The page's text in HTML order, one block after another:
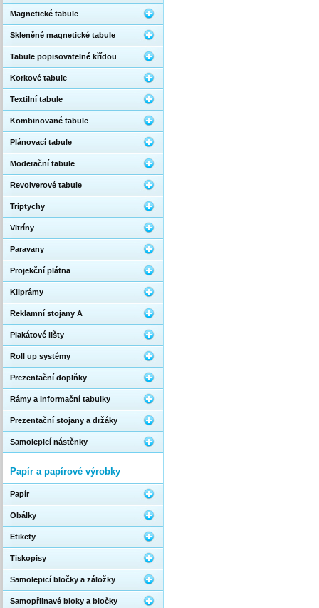
Magnetické tabule
Skleněné magnetické tabule
Tabule popisovatelné křídou
Korkové tabule
Textilní tabule
Kombinované tabule
Plánovací tabule
Moderační tabule
Revolverové tabule
Triptychy
Vitríny
Paravany
Projekční plátna
Kliprámy
Reklamní stojany A
Plakátové lišty
Roll up systémy
Prezentační doplňky
Rámy a informační tabulky
Prezentační stojany a držáky
Samolepicí nástěnky
Papír a papírové výrobky
Papír
Obálky
Etikety
Tiskopisy
Samolepicí bločky a záložky
Samopřilnavé bloky a bločky